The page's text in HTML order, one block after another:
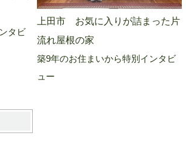
タビ
上田市 お気に入りが詰まった片
流れ屋根の家
築9年のお住まいから特別インタビ
ュー